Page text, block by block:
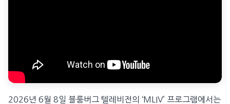
2026년 6월 8일 블룸버그 텔레비전의 ‘MLIV’ 프로그램에서는